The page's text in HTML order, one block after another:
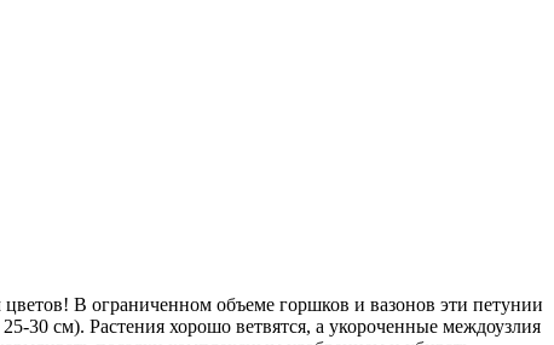
В ограниченном объеме горшков и вазонов эти петунии
30 см). Растения хорошо ветвятся, а укороченные междоузлия